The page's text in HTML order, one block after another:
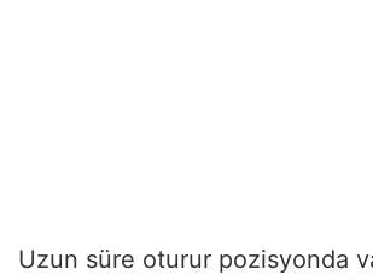
Uzun süre oturur pozisyonda